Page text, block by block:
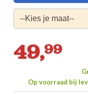
49,99
Op voorraad bij